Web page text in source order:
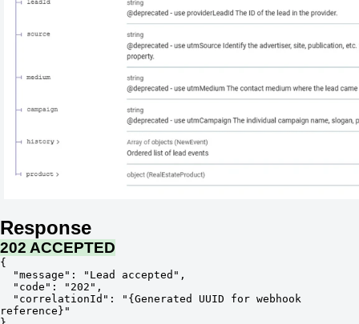
Response
202 ACCEPTED
{
"message": "Lead accepted",
"code": "202",
"correlationId": "{Generated UUID for webhook
reference}"